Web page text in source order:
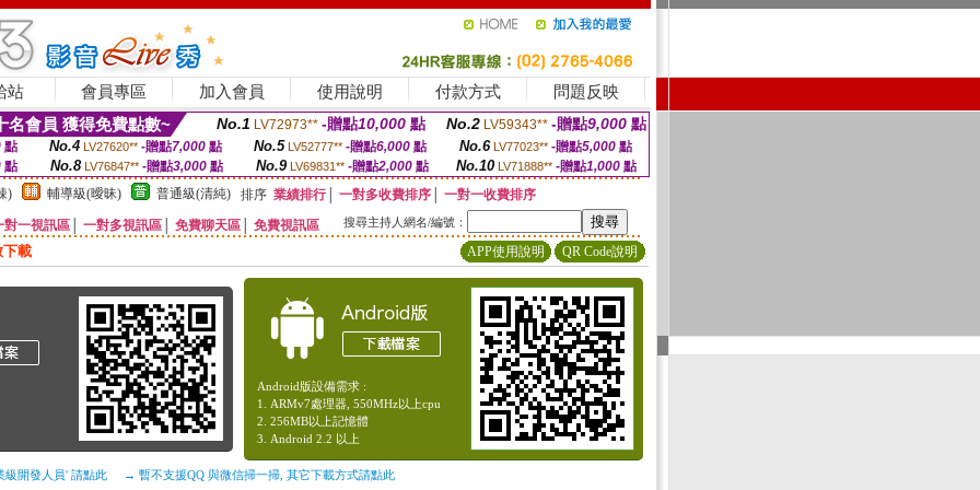
站 會員專區 加入會員 使用說明 付款方式 問題反映
名會員 獲得免費點數~ No.1 LV72973** -贈點10,000 點 No.2 LV59343** -贈點9,000 點
點 No.4 LV27620** -贈點7,000點 No.5 LV52777** -贈點6,000點 No.6 LV77023** -贈點5,000點
點 No.8 LV76847** -贈點3,000 點 No.9 LV69831** -贈點2,000點 No.10 LV71888** -贈點1,000 點
)
輔導級(曖昧) 普通級(清純) 排序 業績排行│ 一對多收費排序
一對一收費排序
對一視訊區
一對多視訊區 免費聊天區 免費視訊區 搜尋主持人網名/編號：
下載 APP使用說明 QR Code說明
Android版設備需求 :
1. ARMv7處理器, 550MHz以上cpu
2. 256MB以上記憶體
3. Android 2.2 以上
開發人員' 請點此 → 暫不支援QQ 與微信掃一掃, 其它下載方式請點此